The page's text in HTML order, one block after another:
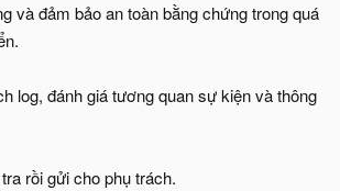
và đảm bảo an toàn bằng chứng trong quá
log, đánh giá tương quan sự kiện và thông
rồi gửi cho phụ trách.